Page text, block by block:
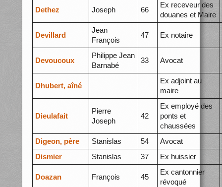
Dethez Joseph 66
Ex receveur des
douanes et Maire
Devillard
Jean
François
47 Ex notaire
Devoucoux
Philippe Jean
Barnabé
33 Avocat
Dhubert, aîné
Ex adjoint au
maire
Dieulafait
Pierre
Joseph
42
Ex employé des
ponts et
chaussées
Digeon, père
Stanislas 54
Avocat
Dismier
Stanislas 37 Ex huissier
Doazan François 45
Ex cantonnier
révoqué